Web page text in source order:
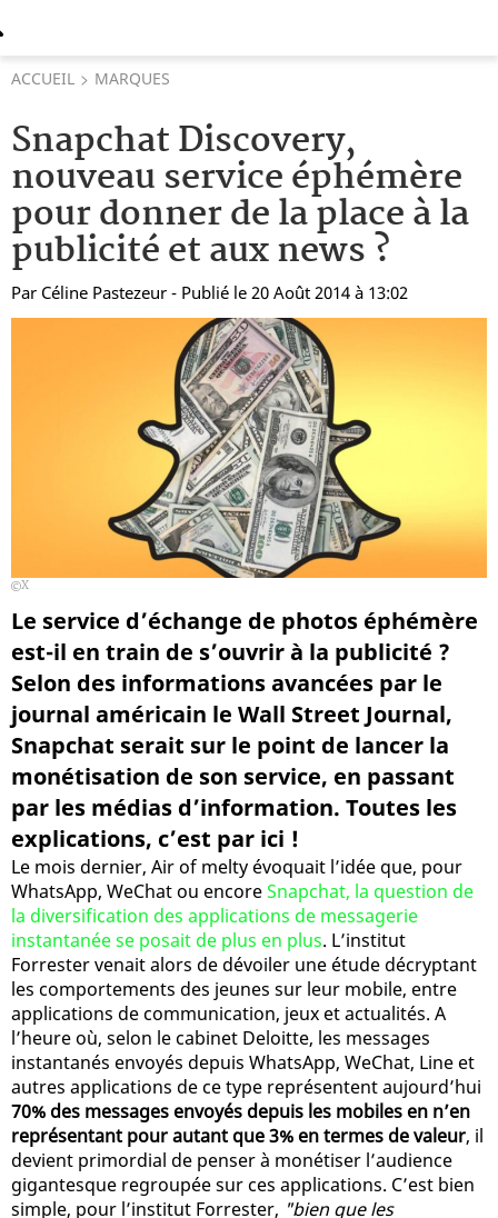
ACCUEIL MARQUES
Snapchat Discovery,
nouveau service éphémère
pour donner de la place à la
publicité et aux news ?
Par Céline Pastezeur - Publié le 20 Août 2014 à 13:02
X
Le service d’échange de photos éphémère
est-il en train de s’ouvrir à la publicité ?
Selon des informations avancées par le
journal américain le Wall Street Journal,
Snapchat serait sur le point de lancer la
monétisation de son service, en passant
par les médias d’information. Toutes les
explications, c’est par ici !
Le mois dernier, Air of melty évoquait l’idée que, pour
WhatsApp, WeChat ou encoreSnapchat, la question de
la diversification des applications de messagerie
instantanée se posait de plus en plus. L’institut
Forrester venait alors de dévoiler une étude décryptant
les comportements des jeunes sur leur mobile, entre
applications de communication, jeux et actualités. A
l’heure où, selon le cabinet Deloitte, les messages
instantanés envoyés depuis WhatsApp, WeChat, Line et
autres applications de ce type représentent aujourd’hui
70% des messages envoyés depuis les mobiles en n’en
représentant pour autant que 3% en termes de valeur, il
devient primordial de penser à monétiser l’audience
gigantesque regroupée sur ces applications. C’est bien
simple, pour l’institut Forrester, "bien que les